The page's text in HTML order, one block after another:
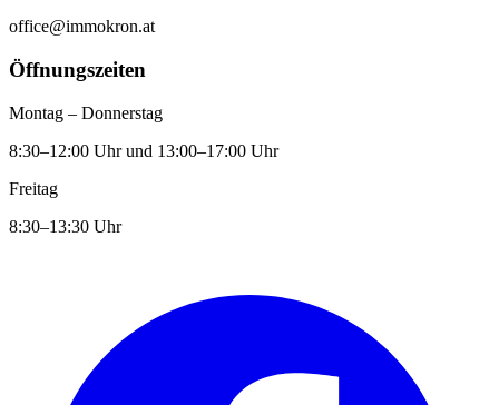
office@immokron.at
Öffnungszeiten
Montag – Donnerstag
8:30–12:00 Uhr und 13:00–17:00 Uhr
Freitag
8:30–13:30 Uhr